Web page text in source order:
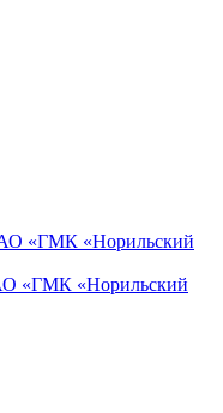
«ГМК «Норильский
«ГМК «Норильский